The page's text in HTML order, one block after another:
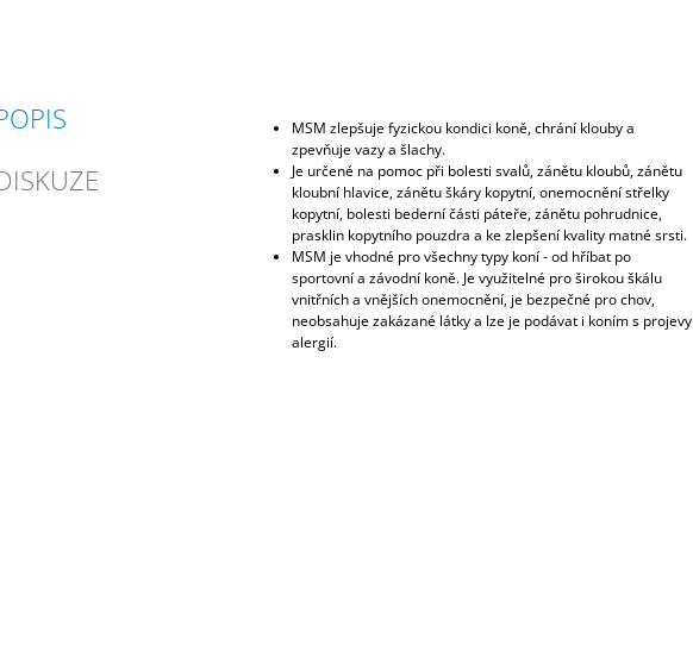
MSM zlepšuje fyzickou kondici koně, chrání klouby a
zpevňuje vazy a šlachy.
Je určené na pomoc při bolesti svalů, zánětu kloubů, zánětu
kloubní hlavice, zánětu škáry kopytní, onemocnění střelky
kopytní, bolesti bederní části páteře, zánětu pohrudnice,
prasklin kopytního pouzdra a ke zlepšení kvality matné srsti.
MSM je vhodné pro všechny typy koní - od hříbat po
sportovní a závodní koně. Je využitelné pro širokou škálu
vnitřních a vnějších onemocnění, je bezpečné pro chov,
neobsahuje zakázané látky a lze je podávat i koním s projevy
alergií.